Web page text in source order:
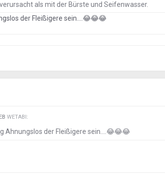
als mit der Bürste und Seifenwasser.
der Fleißigere sein.... 😂😂😂
WETABI :
der Fleißigere sein.... 😂😂😂